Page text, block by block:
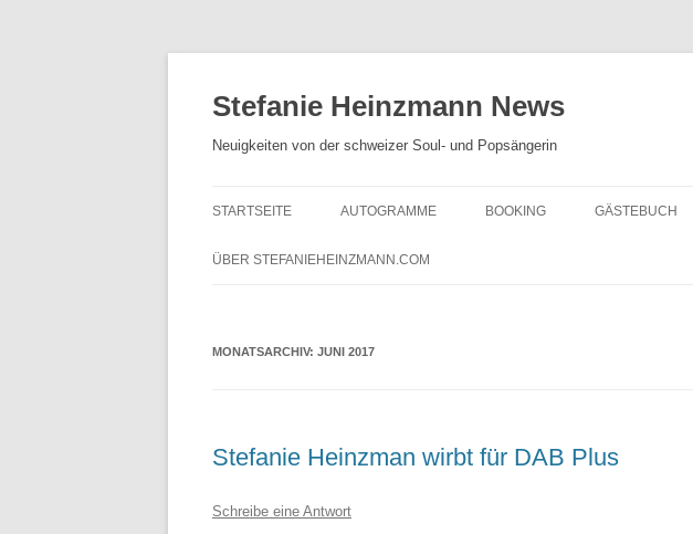
Stefanie Heinzmann News
Neuigkeiten von der schweizer Soul- und Popsängerin
STARTSEITE AUTOGRAMME BOOKING GÄSTEBUCH
ÜBER STEFANIEHEINZMANN.COM
MONATSARCHIV: JUNI 2017
Stefanie Heinzman wirbt für DAB Plus
Schreibe eine Antwort